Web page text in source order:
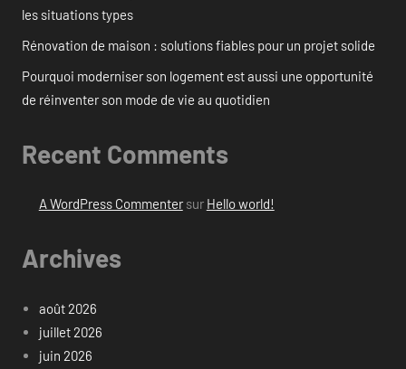
les situations types
Rénovation de maison : solutions fiables pour un projet solide
Pourquoi moderniser son logement est aussi une opportunité
de réinventer son mode de vie au quotidien
Recent Comments
A WordPress Commentersur Hello world!
Archives
août 2026
juillet 2026
juin 2026